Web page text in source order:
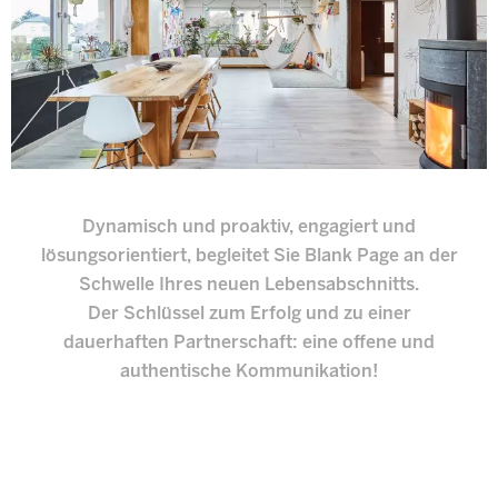
Dynamisch und proaktiv, engagiert und
lösungsorientiert, begleitet Sie Blank Page an der
Schwelle Ihres neuen Lebensabschnitts.
Der Schlüssel zum Erfolg und zu einer
dauerhaften Partnerschaft: eine offene und
authentische Kommunikation!